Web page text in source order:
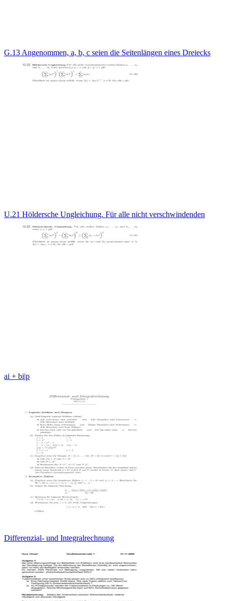
G.13 Angenommen, a, b, c seien die Seitenlängen eines Dreiecks
U.21 Höldersche Ungleichung. Für alle nicht verschwindenden
ai + bi|p
Differenzial- und Integralrechnung